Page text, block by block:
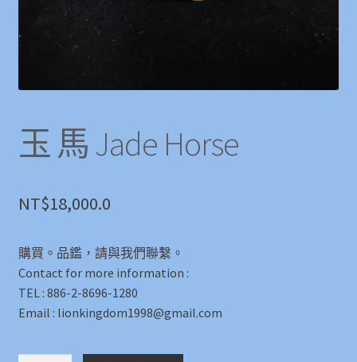
玉 馬 Jade Horse
NT$18,000.0
購買。品鑑，請與我們聯繫。
Contact for more information :
TEL : 886-2-8696-1280
Email : lionkingdom1998@gmail.com